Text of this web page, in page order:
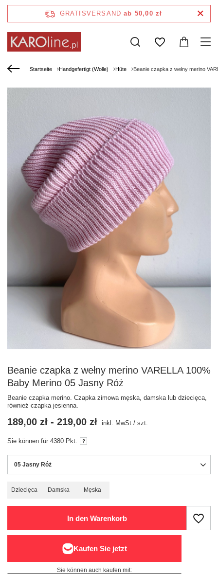
GRATISVERSAND ab 50,00 zł
Startseite Handgefertigt (Wolle) Hüte Beanie czapka z wełny merino
Beanie czapka z wełny merino VARELLA 100%
Baby Merino 05 Jasny Róż
Beanie czapka merino. Czapka zimowa męska, damska lub dziecięca,
również czapka jesienna.
05 Jasny Róż
Dziecięca Damska Męska
189,00 zł - 219,00 zł inkl. MwSt / szt.
Sie können für 4380 Pkt.
In den Warenkorb
Sie können auch kaufen mit: